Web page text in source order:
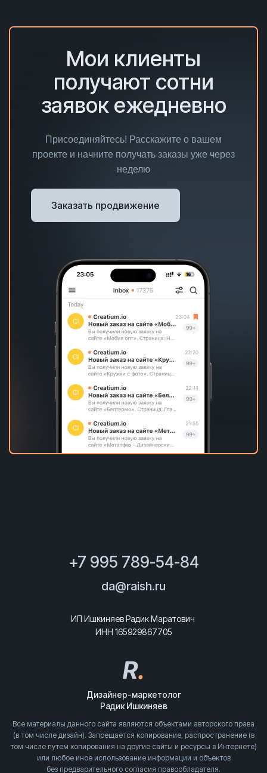
Мои клиенты
получают сотни
заявок ежедневно
Присоединяйтесь! Расскажите о вашем
проекте и начните получать заказы уже через
неделю
Заказать продвижение
+7 995 789-54-84
da@raish.ru
ИП Ишкиняев Радик Маратович
ИНН 165929867705
R.
Дизайнер-маркетолог
Радик Ишкиняев
Все материалы данного сайта являются объектами авторского права
(в том числе дизайн). Запрещается копирование, распространение (в
том числе путем копирования на другие сайты и ресурсы в Интернете)
или любое иное использование информации и объектов
без предварительного согласия правообладателя.